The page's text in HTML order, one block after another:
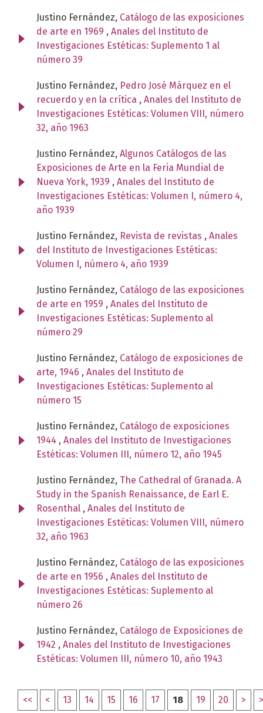
Justino Fernández, Catálogo de las exposiciones
de arte en 1969 , Anales del Instituto de
Investigaciones Estéticas: Suplemento 1 al
número 39
Justino Fernández, Pedro José Márquez en el
recuerdo y en la crítica , Anales del Instituto de
Investigaciones Estéticas: Volumen VIII, número
32, año 1963
Justino Fernández, Algunos Catálogos de las
Exposiciones de Arte en la Feria Mundial de
Nueva York, 1939 , Anales del Instituto de
Investigaciones Estéticas: Volumen I, número 4,
año 1939
Justino Fernández, Revista de revistas , Anales
del Instituto de Investigaciones Estéticas:
Volumen I, número 4, año 1939
Justino Fernández, Catálogo de las exposiciones
de arte en 1959 , Anales del Instituto de
Investigaciones Estéticas: Suplemento al
número 29
Justino Fernández, Catálogo de exposiciones de
arte, 1946 , Anales del Instituto de
Investigaciones Estéticas: Suplemento al
número 15
Justino Fernández, Catálogo de exposiciones
1944 , Anales del Instituto de Investigaciones
Estéticas: Volumen III, número 12, año 1945
Justino Fernández, The Cathedral of Granada. A
Study in the Spanish Renaissance, de Earl E.
Rosenthal , Anales del Instituto de
Investigaciones Estéticas: Volumen VIII, número
32, año 1963
Justino Fernández, Catálogo de las exposiciones
de arte en 1956 , Anales del Instituto de
Investigaciones Estéticas: Suplemento al
número 26
Justino Fernández, Catálogo de Exposiciones de
1942 , Anales del Instituto de Investigaciones
Estéticas: Volumen III, número 10, año 1943
<< < 13 14 15 16 17 18 19 20 >